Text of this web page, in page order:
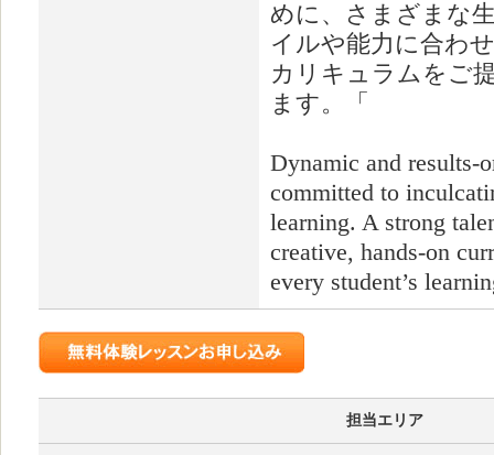
めに、さまざまな
イルや能力に合わ
カリキュラムをご
ます。「
Dynamic and results-
committed to
learning. A strong
creative, hands-on
every student’s
担当エリア